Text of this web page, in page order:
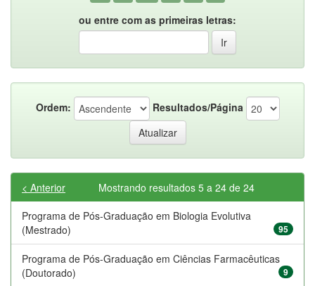
ou entre com as primeiras letras:
Ordem: Resultados/Página
Mostrando resultados 5 a 24 de 24
< Anterior
Programa de Pós-Graduação em Biologia Evolutiva
(Mestrado)
95
Programa de Pós-Graduação em Ciências Farmacêuticas
(Doutorado)
9